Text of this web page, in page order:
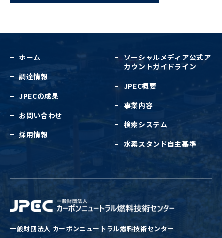
ホーム
調達情報
JPECの成果
お問い合わせ
採用情報
ソーシャルメディア公式ア
カウントガイドライン
JPEC概要
事業内容
検索システム
水素スタンド自主基準
一般財団法人 カーボンニュートラル燃料技術センター